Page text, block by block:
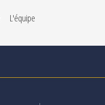
L'équipe